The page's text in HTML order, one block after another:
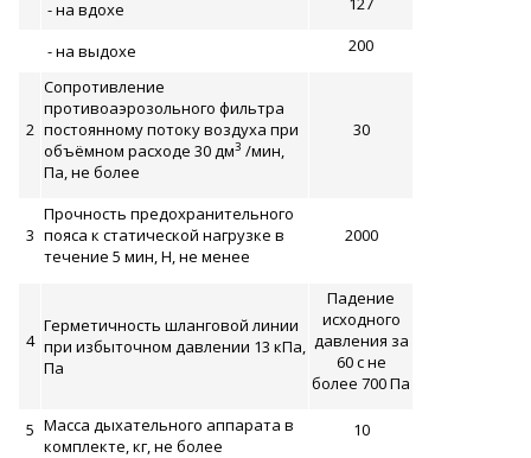
- на вдохе
- на выдохе 200
2
Сопротивление
противоаэрозольного фильтра
постоянному потоку воздуха при
объёмном расходе 30 дм3 /мин,
Па, не более
30
3
Прочность предохранительного
пояса к статической нагрузке в
течение 5 мин, Н, не менее
2000
4
Герметичность шланговой линии
при избыточном давлении 13 кПа,
Па
Падение
исходного
давления за
60 с не
более 700 Па
5 Масса дыхательного аппарата в
комплекте, кг, не более
10